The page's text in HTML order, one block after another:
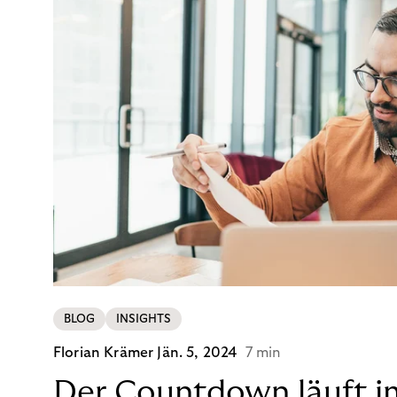
BLOG INSIGHTS
Florian Krämer Jän. 5, 2024 7 min